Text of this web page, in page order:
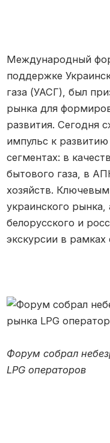
Международный
поддержке
газа (УАСГ), был
рынка для
развития. Сегодня
импульс к
сегментах: в
бытового газа, в
хозяйств.
украинского рынка,
белорусского и
экскурсии в рамках
Форум собрал
LPG операторов